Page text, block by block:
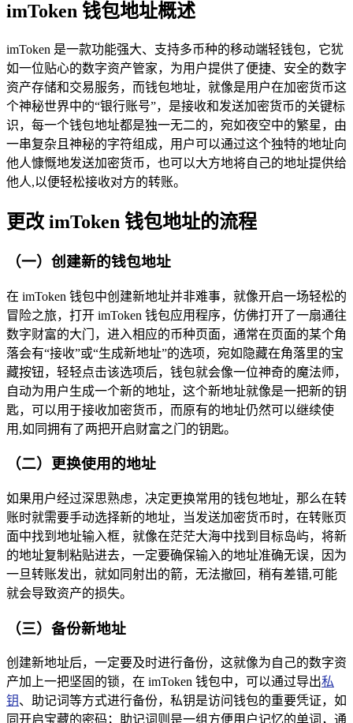
imToken 钱包地址概述
imToken 是一款功能强大、支持多币种的移动端轻钱包，它犹
如一位贴心的数字资产管家，为用户提供了便捷、安全的数字
资产存储和交易服务，而钱包地址，就像是用户在加密货币这
个神秘世界中的“银行账号”，是接收和发送加密货币的关键标
识，每一个钱包地址都是独一无二的，宛如夜空中的繁星，由
一串复杂且神秘的字符组成，用户可以通过这个独特的地址向
他人慷慨地发送加密货币，也可以大方地将自己的地址提供给
他人,以便轻松接收对方的转账。
更改 imToken 钱包地址的流程
（一）创建新的钱包地址
在 imToken 钱包中创建新地址并非难事，就像开启一场轻松的
冒险之旅，打开 imToken 钱包应用程序，仿佛打开了一扇通往
数字财富的大门，进入相应的币种页面，通常在页面的某个角
落会有“接收”或“生成新地址”的选项，宛如隐藏在角落里的宝
藏按钮，轻轻点击该选项后，钱包就会像一位神奇的魔法师，
自动为用户生成一个新的地址，这个新地址就像是一把新的钥
匙，可以用于接收加密货币，而原有的地址仍然可以继续使
用,如同拥有了两把开启财富之门的钥匙。
（二）更换使用的地址
如果用户经过深思熟虑，决定更换常用的钱包地址，那么在转
账时就需要手动选择新的地址，当发送加密货币时，在转账页
面中找到地址输入框，就像在茫茫大海中找到目标岛屿，将新
的地址复制粘贴进去，一定要确保输入的地址准确无误，因为
一旦转账发出，就如同射出的箭，无法撤回，稍有差错,可能
就会导致资产的损失。
（三）备份新地址
创建新地址后，一定要及时进行备份，这就像为自己的数字资
产加上一把坚固的锁，在 imToken 钱包中，可以通过导出私
钥、助记词等方式进行备份，私钥是访问钱包的重要凭证，如
同开启宝藏的密码；助记词则是一组方便用户记忆的单词，通